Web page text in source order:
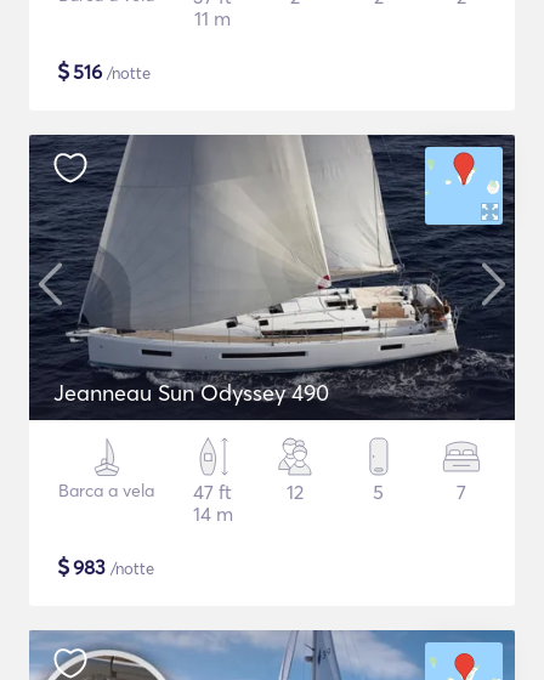
11 m
$516 /notte
Jeanneau Sun Odyssey 490
Barca a vela
47 ft
14 m
12 5 7
$983 /notte